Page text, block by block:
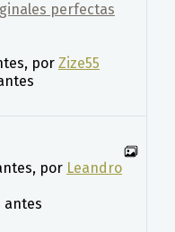
perfectas
por Zize55
por Leandro
antes